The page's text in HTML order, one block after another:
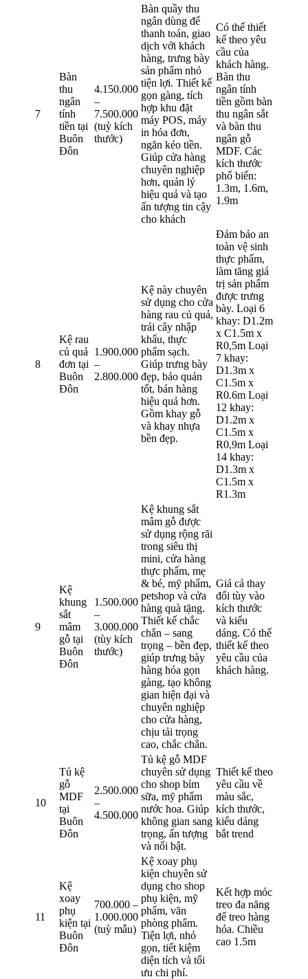
7
Bàn
thu
ngân
tính
tiền tại
Buôn
Đôn
4.150.000
–
7.500.000
(tuỳ kích
thước)
Bàn quầy thu
ngân dùng để
thanh toán, giao
dịch với khách
hàng, trưng bày
sản phẩm nhỏ
tiện lợi. Thiết kế
gọn gàng, tích
hợp khu đặt
máy POS, máy
in hóa đơn,
ngăn kéo tiền.
Giúp cửa hàng
chuyên nghiệp
hơn, quản lý
hiệu quả và tạo
ấn tượng tin cậy
cho khách
Có thể thiết
kế theo yêu
cầu của
khách hàng.
Bàn thu
ngân tính
tiền gồm bàn
thu ngân sắt
và bàn thu
ngân gỗ
MDF. Các
kích thước
phổ biến:
1.3m, 1.6m,
1.9m
8
Kệ rau
củ quả
đơn tại
Buôn
Đôn
1.900.000
–
2.800.000
Kệ này chuyên
sử dụng cho cửa
hàng rau củ quả,
trái cây nhập
khẩu, thực
phẩm sạch.
Giúp trưng bày
đẹp, bảo quản
tốt, bán hàng
hiệu quả hơn.
Gồm khay gỗ
và khay nhựa
bền đẹp.
Đảm bảo an
toàn vệ sinh
thực phẩm,
làm tăng giá
trị sản phẩm
được trưng
bày. Loại 6
khay: D1.2m
x C1.5m x
R0,5m Loại
7 khay:
D1.3m x
C1.5m x
R0.6m Loại
12 khay:
D1.2m x
C1.5m x
R0,9m Loại
14 khay:
D1.3m x
C1.5m x
R1.3m
9
Kệ
khung
sắt
mâm
gỗ tại
Buôn
Đôn
1.500.000
–
3.000.000
(tùy kích
thước)
Kệ khung sắt
mâm gỗ được
sử dụng rộng rãi
trong siêu thị
mini, cửa hàng
thực phẩm, mẹ
& bé, mỹ phẩm,
petshop và cửa
hàng quà tặng.
Thiết kế chắc
chắn – sang
trọng – bền đẹp,
giúp trưng bày
hàng hóa gọn
gàng, tạo không
gian hiện đại và
chuyên nghiệp
cho cửa hàng,
chịu tải trọng
cao, chắc chắn.
Giá cả thay
đổi tùy vào
kích thước
và kiểu
dáng. Có thể
thiết kế theo
yêu cầu của
khách hàng.
10
Tủ kệ
gỗ
MDF
tại
Buôn
Đôn
2.500.000
–
4.500.000
Tủ kệ gỗ MDF
chuyên sử dụng
cho shop bỉm
sữa, mỹ phẩm
nước hoa. Giúp
không gian sang
trọng, ấn tượng
và nổi bật.
Thiết kế theo
yêu cầu về
màu sắc,
kích thước,
kiểu dáng
bắt trend
11
Kệ
xoay
phụ
kiện tại
Buôn
Đôn
700.000 –
1.000.000
(tuỳ mẫu)
Kệ xoay phụ
kiện chuyên sử
dụng cho shop
phụ kiện, mỹ
phẩm, văn
phòng phẩm.
Tiện lợi, nhỏ
gọn, tiết kiệm
diện tích và tối
ưu chi phí.
Kết hợp móc
treo đa năng
để treo hàng
hóa. Chiều
cao 1.5m